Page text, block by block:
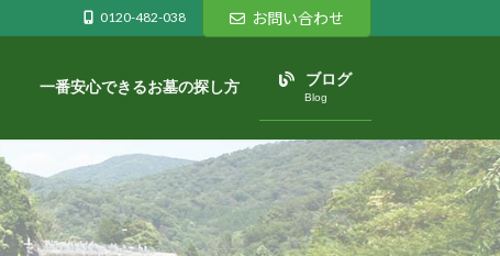
0120-482-038 お問い合わせ
一番安心できるお墓の探し方 ブログ
Blog